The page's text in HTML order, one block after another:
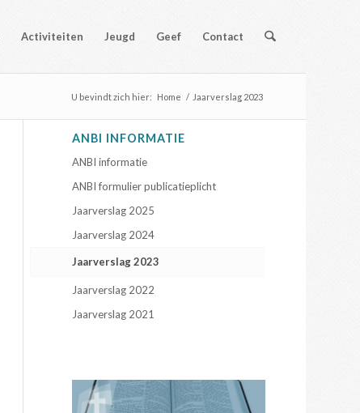
Activiteiten Jeugd Geef Contact
U bevindt zich hier: Home / Jaarverslag 2023
ANBI INFORMATIE
ANBI informatie
ANBI formulier publicatieplicht
Jaarverslag 2025
Jaarverslag 2024
Jaarverslag 2023
Jaarverslag 2022
Jaarverslag 2021